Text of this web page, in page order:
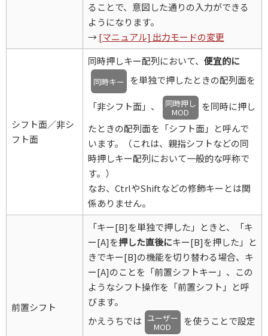
ることで、意図した通りの入力ができる
ようになります。
→[マニュアル] 出力モードの変更
シフト面／非シ
フト面
同時押しキー配列において、 便宜的に
同時キー を単独で押したときの配列面を
「非シフト面」、 同時押し
MOD
を同時に押し
たときの配列面を「シフト面」と呼んで
います。（これは、親指シフトなどの同
時押しキー配列において一般的な呼称で
す。）
なお、CtrlやShiftなどの修飾キーとは関
係ありません。
前置シフト
「キー[B]を単独で押した」ときと、「キ
ー[A]を押した直後にキー[B]を押した」と
きでキー[B]の機能を切り替わる場合、キ
ー[A]のことを「前置シフトキー」、この
ようなシフト操作を「前置シフト」と呼
びます。
かえうちでは ユーザー
MOD
を使うことで設定